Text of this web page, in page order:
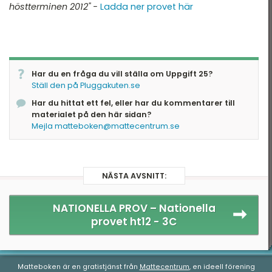
höstterminen 2012" - Ladda ner provet här
Har du en fråga du vill ställa om Uppgift 25?
Ställ den på Pluggakuten.se
Har du hittat ett fel, eller har du kommentarer till
materialet på den här sidan?
Mejla matteboken@mattecentrum.se
NÄSTA AVSNITT:
NATIONELLA PROV – Nationella
provet ht12 - 3C
Matteboken är en gratistjänst från Mattecentrum, en ideell förening